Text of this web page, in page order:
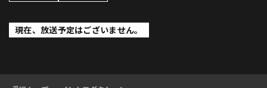
現在、放送予定はございません。